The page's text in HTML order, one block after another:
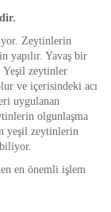
Zeytinlerin
yapılır. Yavaş bir
Yeşil zeytinler
ve içerisindeki acı
uygulanan
olgunlaşma
yeşil zeytinlerin
en önemli işlem